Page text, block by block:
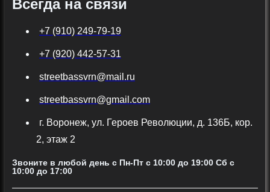
Всегда на связи
+7 (910) 249-79-19
+7 (920) 442-57-31
streetbassvrn@mail.ru
streetbassvrn@gmail.com
г. Воронеж, ул. Героев Революции, д. 136Б, кор.
2, этаж 2
Звоните в любой день с Пн-Пт c 10:00 до 19:00 Сб с
10:00 до 17:00